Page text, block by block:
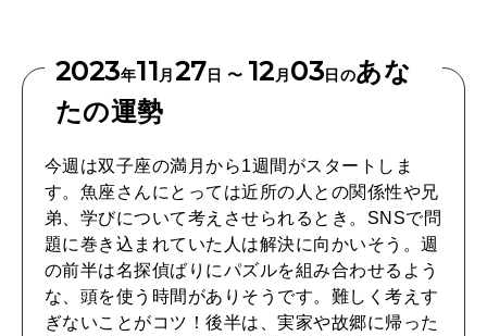
MAMA
ママもいろいろ
SUSTAINABLE
わたしができること
CULTURE
自分を耕す
2023年11月27日 〜 12月03日のあな
たの運勢
今週は双子座の満月から1週間がスタートしま
す。魚座さんにとっては近所の人との関係性や兄
弟、学びについて考えさせられるとき。SNSで問
題に巻き込まれていた人は解決に向かいそう。週
の前半は名探偵ばりにパズルを組み合わせるよう
な、頭を使う時間がありそうです。難しく考えす
ぎないことがコツ！後半は、実家や故郷に帰った